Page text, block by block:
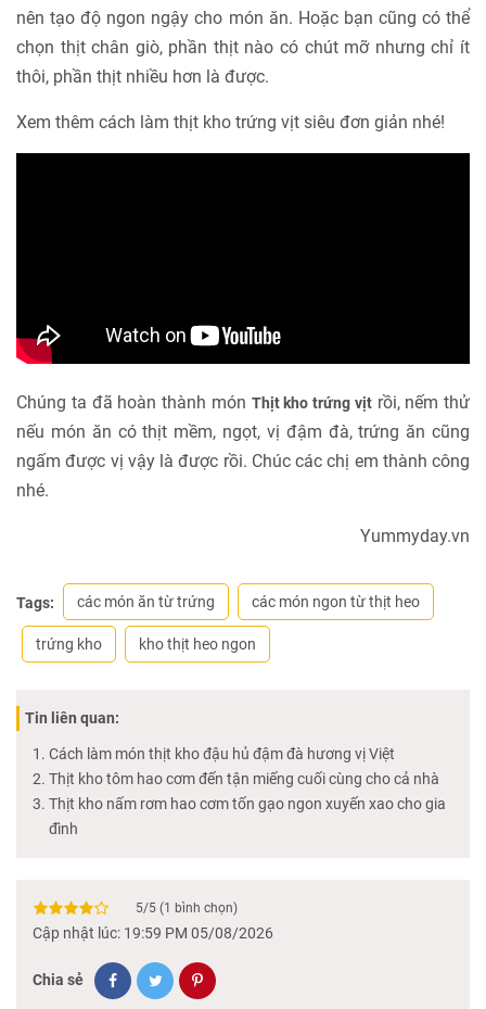
nên tạo độ ngon ngậy cho món ăn. Hoặc bạn cũng có thể
chọn thịt chân giò, phần thịt nào có chút mỡ nhưng chỉ ít
thôi, phần thịt nhiều hơn là được.
Xem thêm cách làm thịt kho trứng vịt siêu đơn giản nhé!
Chúng ta đã hoàn thành món Thịt kho trứng vịtrồi, nếm thử
nếu món ăn có thịt mềm, ngọt, vị đậm đà, trứng ăn cũng
ngấm được vị vậy là được rồi. Chúc các chị em thành công
nhé.
Yummyday.vn
Tags: các món ăn từ trứng các món ngon từ thịt heo
trứng kho kho thịt heo ngon
Tin liên quan:
Cách làm món thịt kho đậu hủ đậm đà hương vị Việt
Thịt kho tôm hao cơm đến tận miếng cuối cùng cho cả nhà
Thịt kho nấm rơm hao cơm tốn gạo ngon xuyến xao cho gia
đình
5/5 (1 bình chọn)
Cập nhật lúc: 19:59 PM 05/08/2026
Chia sẻ